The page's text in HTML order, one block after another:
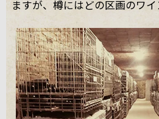
ますが、樽にはどの区画のワイ